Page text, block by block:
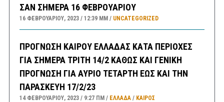
ΣΑΝ ΣΗΜΕΡΑ 16 ΦΕΒΡΟΥΑΡΙΟΥ
16 ΦΕΒΡΟΥΑΡΊΟΥ, 2023 12:39 ΜΜ UNCATEGORIZED
ΠΡΟΓΝΩΣΗ ΚΑΙΡΟΥ ΕΛΛΑΔΑΣ ΚΑΤΑ ΠΕΡΙΟΧΕΣ
ΓΙΑ ΣΗΜΕΡΑ ΤΡΙΤΗ 14/2 ΚΑΘΩΣ ΚΑΙ ΓΕΝΙΚΗ
ΠΡΟΓΝΩΣΗ ΓΙΑ ΑΥΡΙΟ ΤΕΤΑΡΤΗ ΕΩΣ ΚΑΙ ΤΗΝ
ΠΑΡΑΣΚΕΥΗ 17/2/23
14 ΦΕΒΡΟΥΑΡΊΟΥ, 2023 9:27 ΠΜ ΕΛΛΑΔA/ ΚΑΙΡΌΣ